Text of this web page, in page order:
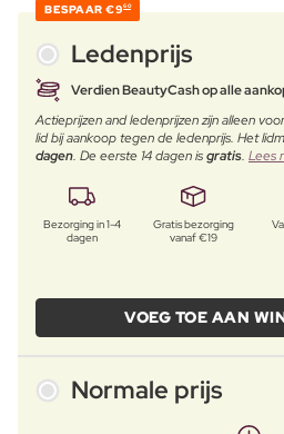
BESPAAR €960
Ledenprijs
Verdien BeautyCash op alle
Actieprijzen and ledenprijzen zijn alleen
lid bij aankoop tegen de ledenprijs. Het
dagen. De eerste 14 dagen isgratis. Lees
Bezorging in 1-4
dagen
Gratis bezorging
vanaf €19
VOEG TOE AAN
Normale prijs